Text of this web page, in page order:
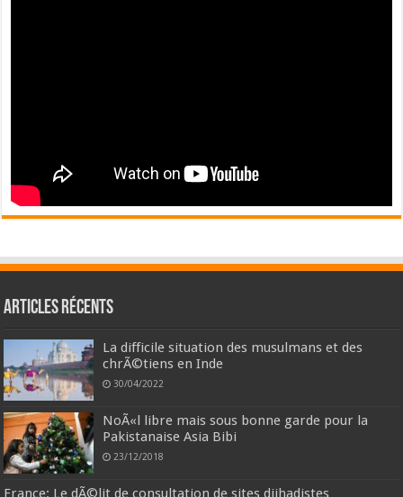
Articles récents
La difficile situation des musulmans et des
chrÃ©tiens en Inde
30/04/2022
NoÃ«l libre mais sous bonne garde pour la
Pakistanaise Asia Bibi
23/12/2018
France: Le dÃ©lit de consultation de sites djihadistes